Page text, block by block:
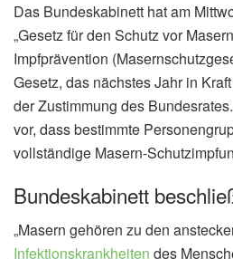
Das Bundeskabinett hat am
„Gesetz für den Schutz vor
Impfprävention
Gesetz, das nächstes Jahr in
der Zustimmung des
vor, dass bestimmte
vollständige Masern-
Bundeskabinett
„Masern gehören zu den
Infektionskrankheiten des